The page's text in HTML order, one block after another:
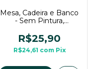
Mesa, Cadeira e Banco
- Sem Pintura,
Para RPG de Mesa
R$25,90
R$24,61 com Pix